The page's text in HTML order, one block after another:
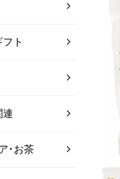
ト
連
･お茶